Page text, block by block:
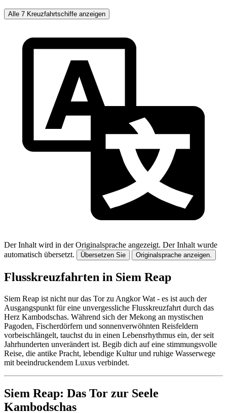
Alle 7 Kreuzfahrtschiffe anzeigen
Der Inhalt wird in der Originalsprache angezeigt. Der Inhalt wurde
automatisch übersetzt.
Übersetzen Sie Originalsprache anzeigen.
Flusskreuzfahrten in Siem Reap
Siem Reap ist nicht nur das Tor zu Angkor Wat - es ist auch der
Ausgangspunkt für eine unvergessliche Flusskreuzfahrt durch das
Herz Kambodschas. Während sich der Mekong an mystischen
Pagoden, Fischerdörfern und sonnenverwöhnten Reisfeldern
vorbeischlängelt, tauchst du in einen Lebensrhythmus ein, der seit
Jahrhunderten unverändert ist. Begib dich auf eine stimmungsvolle
Reise, die antike Pracht, lebendige Kultur und ruhige Wasserwege
mit beeindruckendem Luxus verbindet.
Siem Reap: Das Tor zur Seele
Kambodschas